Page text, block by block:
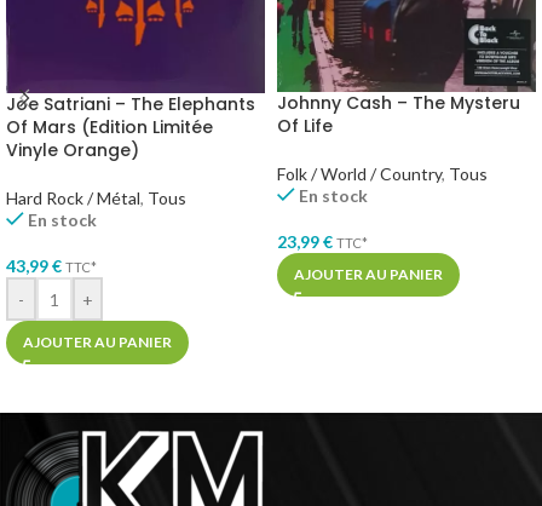
Joe Satriani – The Elephants
Of Mars (Edition Limitée
Vinyle Orange)
Hard Rock / Métal, Tous
En stock
43,99€ TTC*
- +
AJOUTER AU PANIER
Johnny Cash – The Mysteru
Of Life
Folk / World / Country, Tous
En stock
23,99€ TTC*
AJOUTER AU PANIER